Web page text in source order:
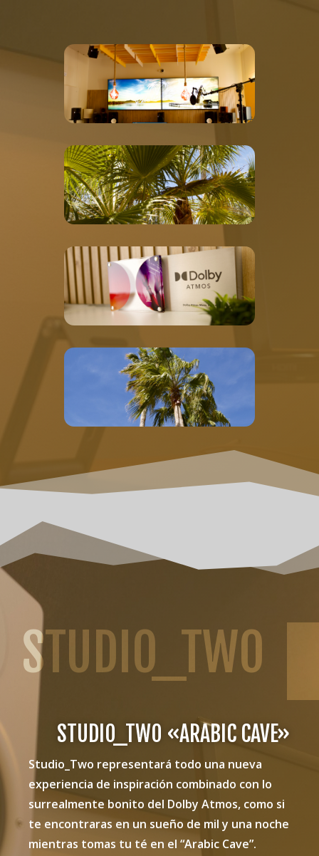
STUDIO_TWO
STUDIO_TWO «ARABIC CAVE»
Studio_Two representará todo una nueva
experiencia de inspiración combinado con lo
surrealmente bonito del Dolby Atmos, como si
te encontraras en un sueño de mil y una noche
mientras tomas tu té en el “Arabic Cave”.